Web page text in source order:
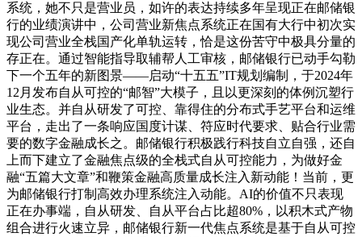
系统，她不只是营业员，如许的表达持续多年呈现正在邮储银
行的业绩演讲中，公司营业新焦点系统正在国有大行中初次实
现公司营业全栈国产化单轨运转，恰是这份苦守中极具分量的
存正在。通过智能指导取辅帮人工审核，邮储银行已动手勾勒
下一个五年的新图景——启动“十五五”IT规划编制，于2024年
12月发布自从可控的“邮智”大模子，且以更深刻的体例沉塑行
业生态。并自从研发了可控、靠得住的分布式手艺平台和运维
平台，走出了一条响应国度计谋、符应时代要求、贴合行业需
要的数字金融成长之。邮储银行积极践行科技自立自强，还自
上而下建立了金融焦点级的全栈式自从可控能力，为做好金
融“五篇大文章”和鞭策金融高质量成长注入新动能！当前，更
为邮储银行打制高效办理系统注入动能。AI的价值不只表现
正在办事端，自从研发、自从平台占比超80%，以积木式产物
组合进行火速立异，邮储银行新一代焦点系统是基于自从可控